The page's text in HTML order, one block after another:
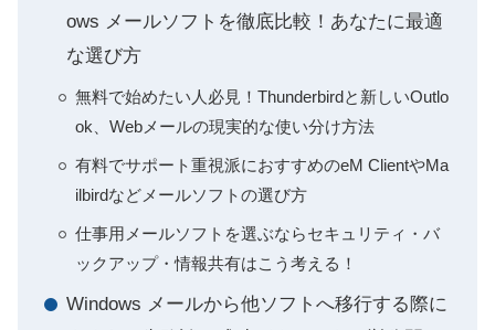
ows メールソフトを徹底比較！あなたに最適
な選び方
無料で始めたい人必見！Thunderbirdと新しいOutlo
ok、Webメールの現実的な使い分け方法
有料でサポート重視派におすすめのeM ClientやMa
ilbirdなどメールソフトの選び方
仕事用メールソフトを選ぶならセキュリティ・バ
ックアップ・情報共有はこう考える！
Windows メールから他ソフトへ移行する際に